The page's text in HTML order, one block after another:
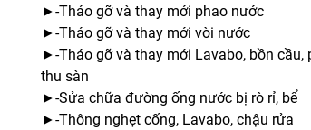
►-Tháo gỡ và thay mới phao nước
►-Tháo gỡ và thay mới vòi nước
►-Tháo gỡ và thay mới Lavabo, bồn cầu,
thu sàn
►-Sửa chữa đường ống nước bị rò rỉ, bể
►-Thông nghẹt cống, Lavabo, chậu rửa